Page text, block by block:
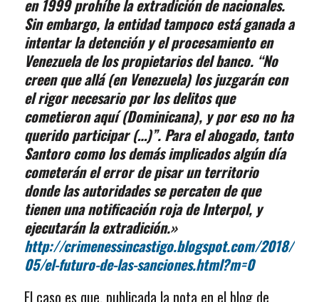
en 1999 prohíbe la extradición de nacionales.
Sin embargo, la entidad tampoco está ganada a
intentar la detención y el procesamiento en
Venezuela de los propietarios del banco. “No
creen que allá (en Venezuela) los juzgarán con
el rigor necesario por los delitos que
cometieron aquí (Dominicana), y por eso no ha
querido participar (…)”. Para el abogado, tanto
Santoro como los demás implicados algún día
cometerán el error de pisar un territorio
donde las autoridades se percaten de que
tienen una notificación roja de Interpol, y
ejecutarán la extradición.»
http://crimenessincastigo.blogspot.com/2018/
05/el-futuro-de-las-sanciones.html?m=0
El caso es que, publicada la nota en el blog de